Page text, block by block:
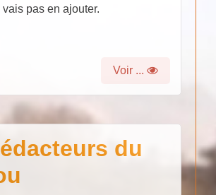
vais pas en ajouter.
Voir ...
du